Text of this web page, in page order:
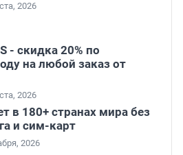
2026
- скидка 20% по
на любой заказ от
2026
в 180+ странах мира без
и сим-карт
2026